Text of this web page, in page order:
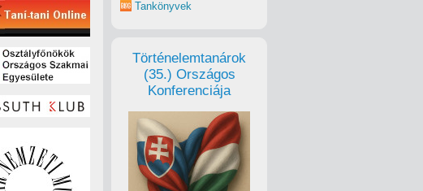
Tankönyvek
Történelemtanárok
(35.) Országos
Konferenciája